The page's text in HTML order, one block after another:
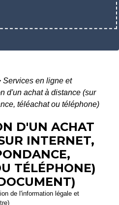
Services en ligne et
d'un achat à distance (sur
téléachat ou téléphone)
D'UN ACHAT
INTERNET,
TÉLÉPHONE)
de l'information légale et